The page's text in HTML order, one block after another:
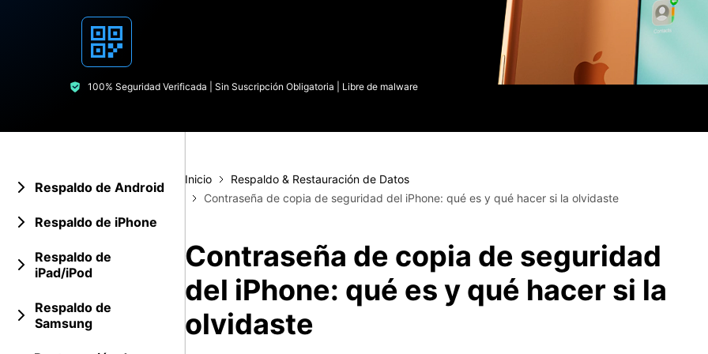
Borrador de
Borrador de
Pruébalo Gratis
Convierte varias fotos
Transferir datos Samsung
Transferir datos Huawei
Transferir WhatsApp Business
Respaldar y restaurar WhatsApp
Restaurar WhatsApp Google Drive
Marketing WhatsApp
Guía para vender móvil
Día Nacional de Pokémon
Comienza online ahora
100% Seguridad Verificada | Sin Suscripción Obligatoria | Libre de malware
Respaldo de Android
Respaldo de iPhone
Respaldo de
iPad/iPod
Respaldo de
Samsung
Inicio
Respaldo & Restauración de Datos
Contraseña de copia de seguridad del iPhone: qué es y qué hacer si la olvidaste
Contraseña de copia de seguridad
del iPhone: qué es y qué hacer si la
olvidaste